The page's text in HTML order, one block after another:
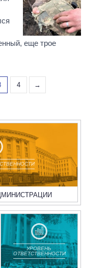
еще трое
4 →
УРОВЕНЬ
ОТВЕТСТВЕННОСТИ